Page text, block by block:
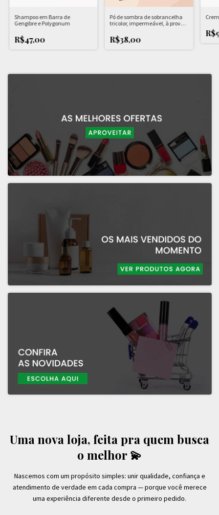
Shampoo em Barra de
Gengibre e Polygonum
R$47,00
Pó de sombra de sobrancelha
tricolor, impermeável, à prova
tridimensional, forma
R$38,00
Uma nova loja, feita pra quem busca
o melhor 💫
Nascemos com um propósito simples: unir qualidade, confiança e
atendimento de verdade em cada compra — porque você merece
uma experiência diferente desde o primeiro pedido.